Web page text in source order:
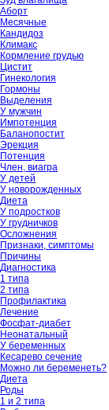
Аборт
Месячные
Кандидоз
Климакс
Кормление грудью
Цистит
Гинекология
Гормоны
Выделения
У мужчин
Импотенция
Баланопостит
Эрекция
Потенция
Член, виагра
У детей
У новорожденных
Диета
У подростков
У грудничков
Осложнения
Признаки, симптомы
Причины
Диагностика
1 типа
2 типа
Профилактика
Лечение
Фосфат-диабет
Неонатальный
У беременных
Кесарево сечение
Можно ли беременеть?
Диета
Роды
1 и 2 типа